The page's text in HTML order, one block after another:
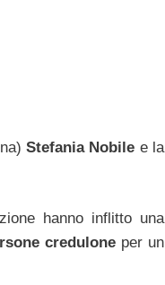
Stefania Nobile e la
hanno inflitto una
credulone per un